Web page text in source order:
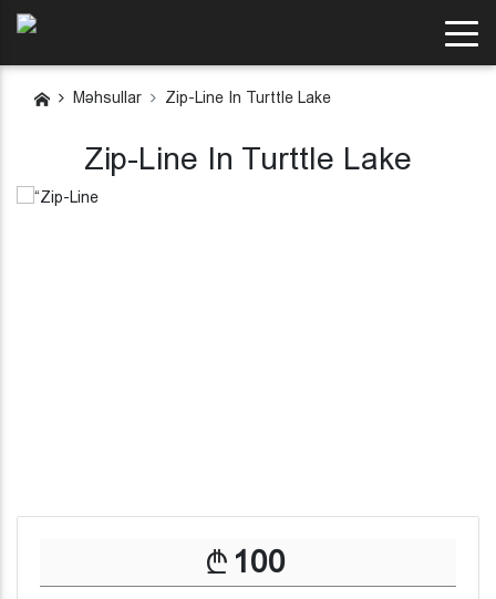
Məhsullar Zip-Line In Turttle Lake
Zip-Line In Turttle Lake
100